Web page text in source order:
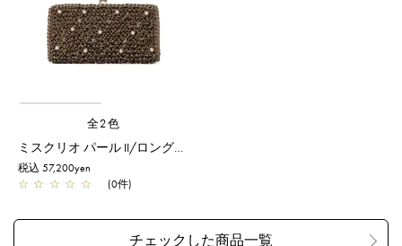
全2色
税込 57,200yen
☆ ☆ ☆ ☆ ☆ (0件)